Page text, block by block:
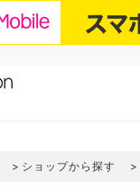
ショップから探す